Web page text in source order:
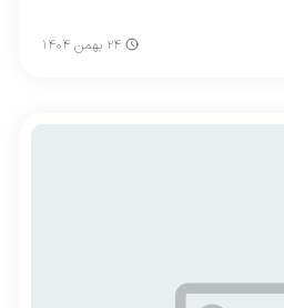
۲۴ بهمن ۱۴۰۴